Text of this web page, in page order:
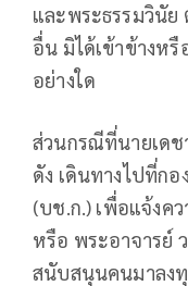
และพระธรรมวินั
อื่น มิได้เข้าข้างห
อย่างใด
ส่วนกรณีที่นายเด
ดัง เดินทางไปที่ก
(บช.ก.) เพื่อแจ้งค
หรือ พระอาจารย์
สนับสนุนคนมาลง